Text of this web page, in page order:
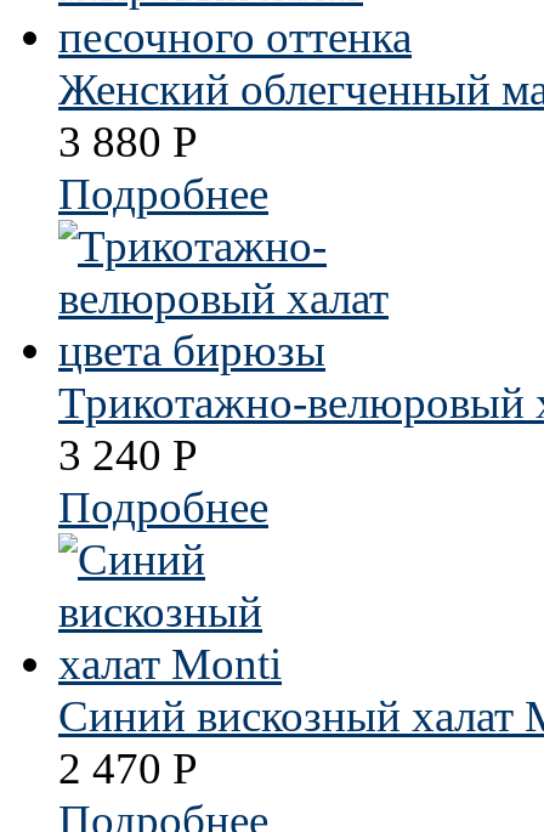
Женский облегченный
3 880 Р
Подробнее
Трикотажно-велюровый
3 240 Р
Подробнее
Синий вискозный халат
2 470 Р
Подробнее